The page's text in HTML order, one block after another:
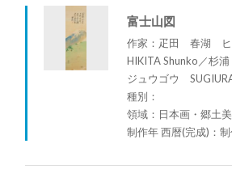
富士山図
作家：疋田 春湖
HIKITA Shunko／
ジュウゴウ
種別：
領域：日本画・郷土
制作年 西暦(完成)：